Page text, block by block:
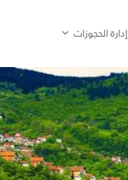
إدارة الحجوزات